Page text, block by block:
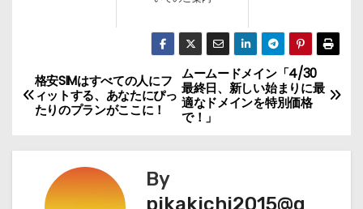
投
稿
ナ
ビ
ムームードメイン「4/30
最終日、新しい始まりに最
適なドメインを特別価格
で！」
格安SIMはすべての人にフ
ィットする、あなたにぴっ
たりのプランがここに！
By
pikakichi2015@g